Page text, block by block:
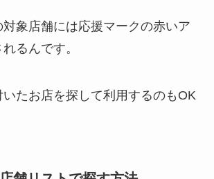
象店舗には応援マークの赤いア
るんです。
たお店を探して利用するのもOK